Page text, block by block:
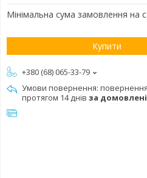
Мінімальна сума замовлення на
Купити
+380 (68) 065-33-79
протягом 14 днів за